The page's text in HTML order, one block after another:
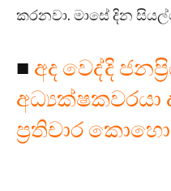
කරනවා. මාසේ දින
■ අද වෙද්දි
අධ්‍යක්ෂකවරයා
ප්‍රතිචාර